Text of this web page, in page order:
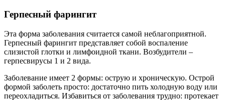
Герпесный фарингит
Эта форма заболевания считается самой неблагоприятной.
Герпесный фарингит представляет собой воспаление
слизистой глотки и лимфоидной ткани. Возбудители –
герпесвирусы 1 и 2 вида.
Заболевание имеет 2 формы: острую и хроническую. Острой
формой заболеть просто: достаточно пить холодную воду или
переохладиться. Избавиться от заболевания трудно: протекает